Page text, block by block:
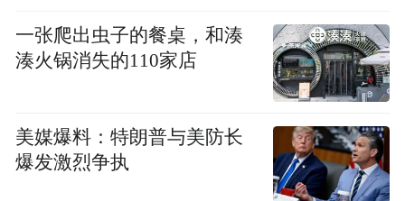
“特别声明：以上作品内容(包括在内的视频、图片或音
频)为凤凰网旗下自媒体平台“大风号”用户上传并发
布，本平台仅提供信息存储空间服务。
Notice: The content above (including the videos,
by the user of Dafeng Hao, which is a social media
platform and merely provides information storage
space services.”
一张爬出虫子的餐桌，和湊
湊火锅消失的110家店
美媒爆料：特朗普与美防长
爆发激烈争执